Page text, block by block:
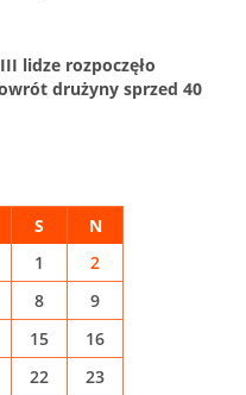
lidze rozpoczęło
drużyny sprzed 40
S N
1
2
8
9
15
16
22
23